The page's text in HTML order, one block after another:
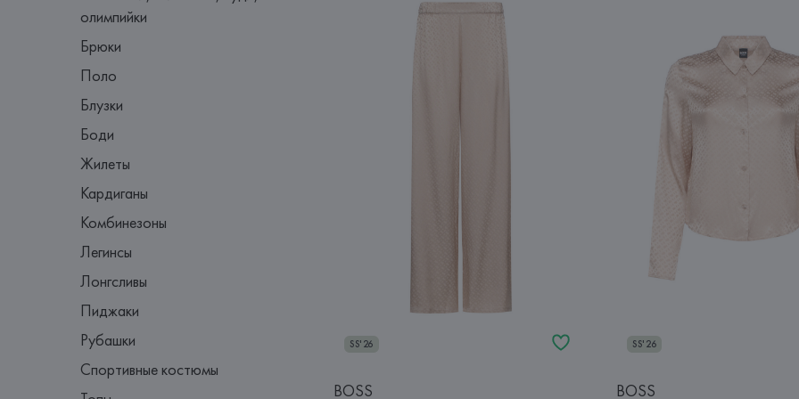
олимпийки
Брюки
Поло
Блузки
Боди
Жилеты
Кардиганы
Комбинезоны
Легинсы
Лонгсливы
Пиджаки
Рубашки
Спортивные костюмы
SS'26
BOSS
SS'26
BOSS